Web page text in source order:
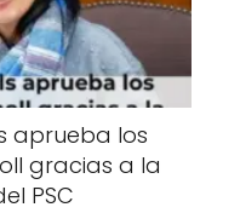
aprueba los
gracias a la
PSC